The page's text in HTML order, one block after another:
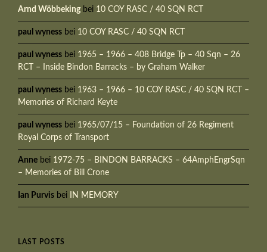
Arnd Wöbbekingbei 10 COY RASC / 40 SQN RCT
paul wyness bei 10 COY RASC / 40 SQN RCT
paul wyness bei 1965 – 1966 – 408 Bridge Tp – 40 Sqn – 26
RCT – Inside Bindon Barracks – by Graham Walker
paul wyness bei 1963 – 1966 – 10 COY RASC / 40 SQN RCT –
Memories of Richard Keyte
paul wyness bei 1965/07/15 – Foundation of 26 Regiment
Royal Corps of Transport
Anne bei 1972-75 – BINDON BARRACKS – 64AmphEngrSqn
– Memories of Bill Crone
Ian Purvis bei IN MEMORY
LAST POSTS